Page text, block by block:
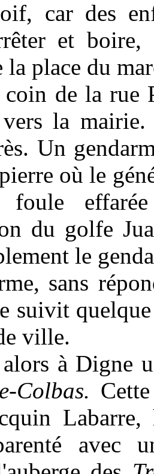
car des
et
la place du
de la rue
vers la
Un
où le
du golfe
le
sans
suivit
ville.
à Digne
Colbas.
avec